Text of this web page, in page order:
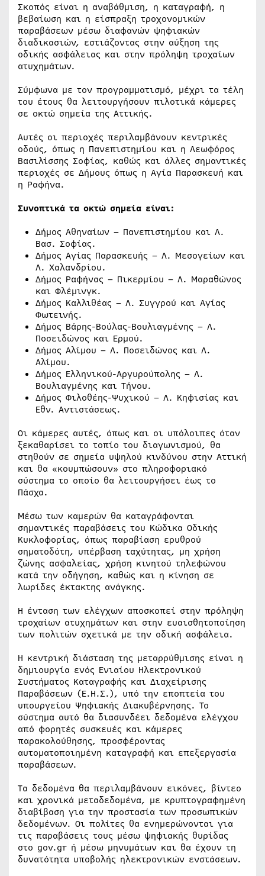
Σκοπός είναι η αναβάθμιση, η καταγραφή, η
βεβαίωση και η είσπραξη τροχονομικών
παραβάσεων μέσω διαφανών ψηφιακών
διαδικασιών, εστιάζοντας στην αύξηση της
οδικής ασφάλειας και στην πρόληψη τροχαίων
ατυχημάτων.
Σύμφωνα με τον προγραμματισμό, μέχρι τα τέλη
του έτους θα λειτουργήσουν πιλοτικά κάμερες
σε οκτώ σημεία της Αττικής.
Αυτές οι περιοχές περιλαμβάνουν κεντρικές
οδούς, όπως η Πανεπιστημίου και η Λεωφόρος
Βασιλίσσης Σοφίας, καθώς και άλλες σημαντικές
περιοχές σε Δήμους όπως η Αγία Παρασκευή και
η Ραφήνα.
Συνοπτικά τα οκτώ σημεία είναι:
Δήμος Αθηναίων – Πανεπιστημίου και Λ.
Βασ. Σοφίας.
Δήμος Αγίας Παρασκευής – Λ. Μεσογείων και
Λ. Χαλανδρίου.
Δήμος Ραφήνας – Πικερμίου – Λ. Μαραθώνος
και Φλέμινγκ.
Δήμος Καλλιθέας – Λ. Συγγρού και Αγίας
Φωτεινής.
Δήμος Βάρης-Βούλας-Βουλιαγµένης – Λ.
Ποσειδώνος και Ερµού.
Δήμος Αλίμου – Λ. Ποσειδώνος και Λ.
Αλίµου.
Δήμος Ελληνικού-Αργυρούπολης – Λ.
Βουλιαγµένης και Τήνου.
Δήμος Φιλοθέης-Ψυχικού – Λ. Κηφισίας και
Εθν. Αντιστάσεως.
Οι κάμερες αυτές, όπως και οι υπόλοιπες όταν
ξεκαθαρίσει το τοπίο του διαγωνισμού, θα
στηθούν σε σημεία υψηλού κινδύνου στην Αττική
και θα «κουμπώσουν» στο πληροφοριακό
σύστημα το οποίο θα λειτουργήσει έως το
Πάσχα.
Μέσω των καμερών θα καταγράφονται
σημαντικές παραβάσεις του Κώδικα Οδικής
Κυκλοφορίας, όπως παραβίαση ερυθρού
σηματοδότη, υπέρβαση ταχύτητας, μη χρήση
ζώνης ασφαλείας, χρήση κινητού τηλεφώνου
κατά την οδήγηση, καθώς και η κίνηση σε
λωρίδες έκτακτης ανάγκης.
Η ένταση των ελέγχων αποσκοπεί στην πρόληψη
τροχαίων ατυχημάτων και στην ευαισθητοποίηση
των πολιτών σχετικά με την οδική ασφάλεια.
Η κεντρική διάσταση της μεταρρύθμισης είναι η
δημιουργία ενός Ενιαίου Ηλεκτρονικού
Συστήματος Καταγραφής και Διαχείρισης
Παραβάσεων (Ε.Η.Σ.), υπό την εποπτεία του
υπουργείου Ψηφιακής Διακυβέρνησης. Το
σύστημα αυτό θα διασυνδέει δεδομένα ελέγχου
από φορητές συσκευές και κάμερες
παρακολούθησης, προσφέροντας
αυτοματοποιημένη καταγραφή και επεξεργασία
παραβάσεων.
Τα δεδομένα θα περιλαμβάνουν εικόνες, βίντεο
και χρονικά μεταδεδομένα, με κρυπτογραφημένη
διαβίβαση για την προστασία των προσωπικών
δεδομένων. Οι πολίτες θα ενημερώνονται για
τις παραβάσεις τους μέσω ψηφιακής θυρίδας
στο gov.gr ή μέσω μηνυμάτων και θα έχουν τη
δυνατότητα υποβολής ηλεκτρονικών ενστάσεων.